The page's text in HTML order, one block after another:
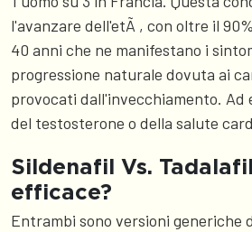
l'avanzare dell'etÃ , con oltre il
40 anni che ne manifestano i
progressione naturale dovuta ai
provocati dall'invecchiamento. Ad
del testosterone o della salute
Sildenafil Vs.
efficace?
Entrambi sono versioni generiche